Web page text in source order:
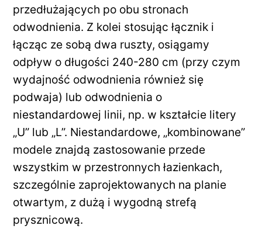
przedłużających po obu stronach
odwodnienia. Z kolei stosując łącznik i
łącząc ze sobą dwa ruszty, osiągamy
odpływ o długości 240-280 cm (przy czym
wydajność odwodnienia również się
podwaja) lub odwodnienia o
niestandardowej linii, np. w kształcie litery
„U” lub „L”. Niestandardowe, „kombinowane”
modele znajdą zastosowanie przede
wszystkim w przestronnych łazienkach,
szczególnie zaprojektowanych na planie
otwartym, z dużą i wygodną strefą
prysznicową.